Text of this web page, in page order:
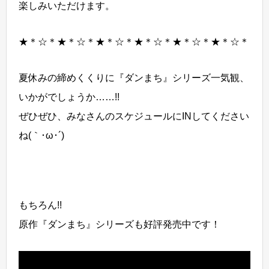
楽しみいただけます。
★＊☆＊★＊☆＊★＊☆＊★＊☆＊★＊☆＊★＊☆＊
夏休みの締めくくりに『ダンまち』シリーズ一気観、
いかがでしょうか……!!
ぜひぜひ、みなさんのスケジュールにINしてください
ね(｀･ω･´)ゞ
もちろん!!
原作『ダンまち』シリーズも好評発売中です！